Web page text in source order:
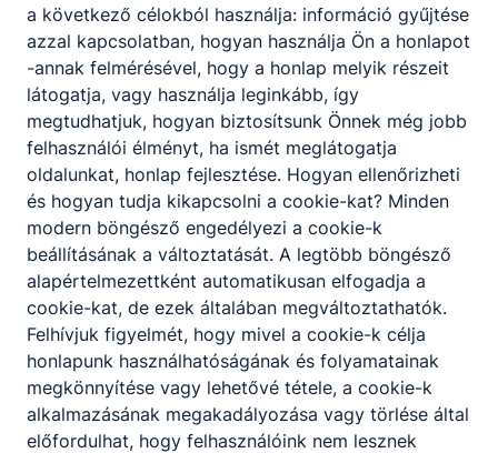
a következő célokból használja: információ gyűjtése
azzal kapcsolatban, hogyan használja Ön a honlapot
-annak felmérésével, hogy a honlap melyik részeit
látogatja, vagy használja leginkább, így
megtudhatjuk, hogyan biztosítsunk Önnek még jobb
felhasználói élményt, ha ismét meglátogatja
oldalunkat, honlap fejlesztése. Hogyan ellenőrizheti
és hogyan tudja kikapcsolni a cookie-kat? Minden
modern böngésző engedélyezi a cookie-k
beállításának a változtatását. A legtöbb böngésző
alapértelmezettként automatikusan elfogadja a
cookie-kat, de ezek általában megváltoztathatók.
Felhívjuk figyelmét, hogy mivel a cookie-k célja
honlapunk használhatóságának és folyamatainak
megkönnyítése vagy lehetővé tétele, a cookie-k
alkalmazásának megakadályozása vagy törlése által
előfordulhat, hogy felhasználóink nem lesznek